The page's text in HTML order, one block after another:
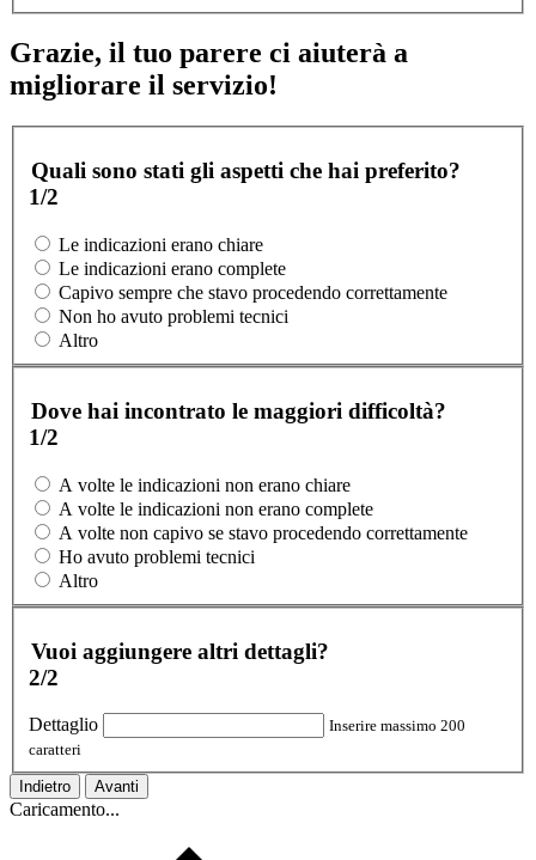
Grazie, il tuo parere ci aiuterà a
migliorare il servizio!
Quali sono stati gli aspetti che hai preferito?
1/2
Le indicazioni erano chiare
Le indicazioni erano complete
Capivo sempre che stavo procedendo correttamente
Non ho avuto problemi tecnici
Altro
Dove hai incontrato le maggiori difficoltà?
1/2
A volte le indicazioni non erano chiare
A volte le indicazioni non erano complete
A volte non capivo se stavo procedendo correttamente
Ho avuto problemi tecnici
Altro
Vuoi aggiungere altri dettagli?
2/2
Dettaglio
Inserire massimo 200
caratteri
Indietro Avanti
Caricamento...